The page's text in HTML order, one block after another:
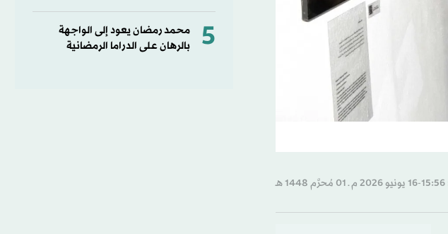
هـ
5
محمد رمضان يعود إلى الواجهة
بالرهان على الدراما الرمضانية